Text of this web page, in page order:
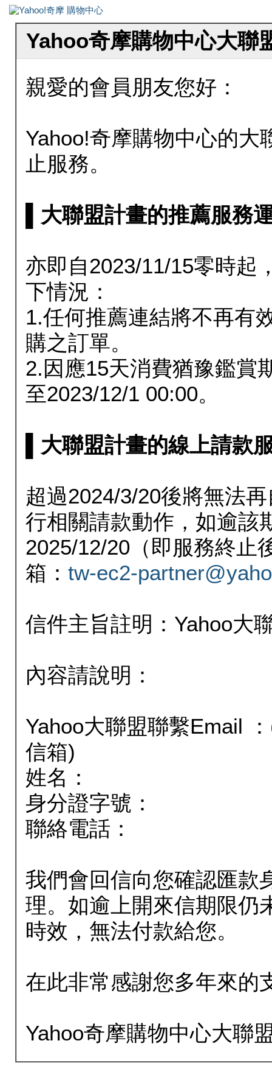
Yahoo奇摩購物中心大聯
親愛的會員朋友您好：
Yahoo!奇摩購物中心的大
止服務。
▌大聯盟計畫的推薦服務
亦即自2023/11/15零時起
下情況：
1.任何推薦連結將不再有
購之訂單。
2.因應15天消費猶豫鑑賞
至2023/12/1 00:00。
▌大聯盟計畫的線上請款
超過2024/3/20後將無法
行相關請款動作，如逾該
2025/12/20（即服務終止
箱： tw-ec2-
信件主旨註明：Yahoo大
內容請說明：
Yahoo大聯盟聯繫Email
信箱)
姓名：
身分證字號：
聯絡電話：
我們會回信向您確認匯款
理。如逾上開來信期限仍
時效，無法付款給您。
在此非常感謝您多年來的
Yahoo奇摩購物中心大